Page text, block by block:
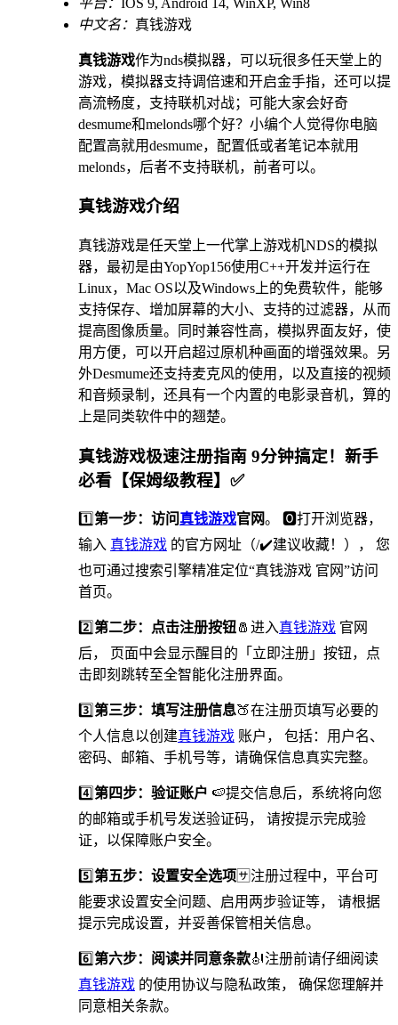
中文名： 真钱游戏
真钱游戏作为nds模拟器，可以玩很多任天堂上的
游戏，模拟器支持调倍速和开启金手指，还可以提
高流畅度，支持联机对战；可能大家会好奇
desmume和melonds哪个好？小编个人觉得你电脑
配置高就用desmume，配置低或者笔记本就用
melonds，后者不支持联机，前者可以。
真钱游戏介绍
真钱游戏是任天堂上一代掌上游戏机NDS的模拟
器，最初是由YopYop156使用C++开发并运行在
Linux，Mac OS以及Windows上的免费软件，能够
支持保存、增加屏幕的大小、支持的过滤器，从而
提高图像质量。同时兼容性高，模拟界面友好，使
用方便，可以开启超过原机种画面的增强效果。另
外Desmume还支持麦克风的使用，以及直接的视频
和音频录制，还具有一个内置的电影录音机，算的
上是同类软件中的翘楚。
真钱游戏极速注册指南 9分钟搞定！新手
必看【保姆级教程】✅
1️⃣第一步：访问 真钱游戏官网。 🅾打开浏览器，
输入 真钱游戏 的官方网址（/✔️建议收藏！）， 您
也可通过搜索引擎精准定位“真钱游戏 官网”访问
首页。
2️⃣第二步：点击注册按钮🧂进入真钱游戏 官网
后， 页面中会显示醒目的「立即注册」按钮，点
击即刻跳转至全智能化注册界面。
3️⃣第三步：填写注册信息🍑在注册页填写必要的
个人信息以创建真钱游戏 账户， 包括：用户名、
密码、邮箱、手机号等，请确保信息真实完整。
4️⃣第四步：验证账户 🍉提交信息后，系统将向您
的邮箱或手机号发送验证码， 请按提示完成验
证，以保障账户安全。
5️⃣第五步：设置安全选项 🈂️注册过程中，平台可
能要求设置安全问题、启用两步验证等， 请根据
提示完成设置，并妥善保管相关信息。
6️⃣第六步：阅读并同意条款🎻注册前请仔细阅读
真钱游戏 的使用协议与隐私政策， 确保您理解并
同意相关条款。